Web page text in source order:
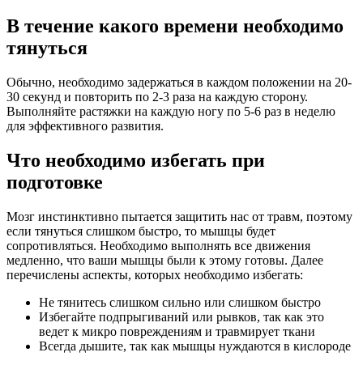
В течение какого времени необходимо
тянуться
Обычно, необходимо задержаться в каждом положении на 20-
30 секунд и повторить по 2-3 раза на каждую сторону.
Выполняйте растяжки на каждую ногу по 5-6 раз в неделю
для эффективного развития.
Что необходимо избегать при
подготовке
Мозг инстинктивно пытается защитить нас от травм, поэтому
если тянуться слишком быстро, то мышцы будет
сопротивляться. Необходимо выполнять все движения
медленно, что ваши мышцы были к этому готовы. Далее
перечислены аспекты, которых необходимо избегать:
Не тянитесь слишком сильно или слишком быстро
Избегайте подпрыгиваний или рывков, так как это
ведет к микро повреждениям и травмирует ткани
Всегда дышите, так как мышцы нуждаются в кислороде